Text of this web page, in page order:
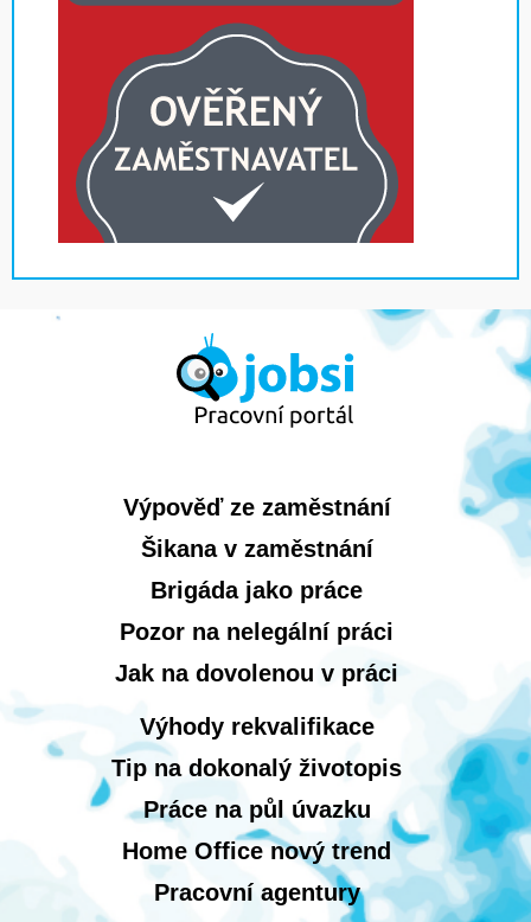
Výpověď ze zaměstnání
Šikana v zaměstnání
Brigáda jako práce
Pozor na nelegální práci
Jak na dovolenou v práci
Výhody rekvalifikace
Tip na dokonalý životopis
Práce na půl úvazku
Home Office nový trend
Pracovní agentury